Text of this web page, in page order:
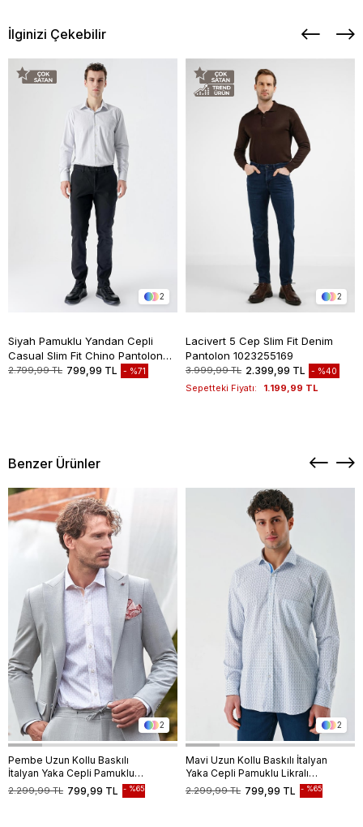
İlginizi Çekebilir
2
Siyah Pamuklu Yandan Cepli
Casual Slim Fit Chino Pantolon
1003235117
2.799,99 TL 799,99 TL %71
2
Lacivert 5 Cep Slim Fit Denim
Pantolon 1023255169
3.999,99 TL 2.399,99 TL %40
Sepetteki Fiyatı: 1.199,99 TL
Benzer Ürünler
2
Pembe Uzun Kollu Baskılı
İtalyan Yaka Cepli Pamuklu
Likralı Comfort Fit Gömlek
1004240160
799,99 TL
2.299,99 TL %65
2
Mavi Uzun Kollu Baskılı İtalyan
Yaka Cepli Pamuklu Likralı
Comfort Fit Gömlek
1004240160
799,99 TL
2.299,99 TL %65